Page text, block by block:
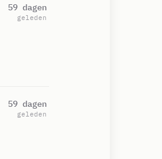
59 dagen
geleden
59 dagen
geleden